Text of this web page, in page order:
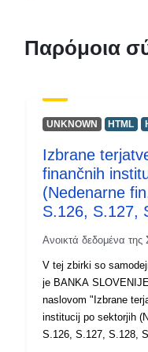
Παρόμοια
UNKNOWN HTML
Izbrane
finančnih
(Nedenarne
S.126, S.127,
Ανοικτά δεδομένα της
V tej zbirki so
je BANKA
naslovom "Izbrane
institucij po sektorjih
S.126, S.127, S.128, S.129)". Dejanski